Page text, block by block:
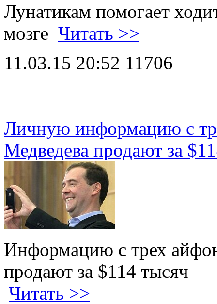
Лунатикам помогает
мозге Читать >>
11.03.15 20:52 11706
Личную информацию с
Медведева продают за
Информацию с трех
продают за $114 тысяч
Читать >>